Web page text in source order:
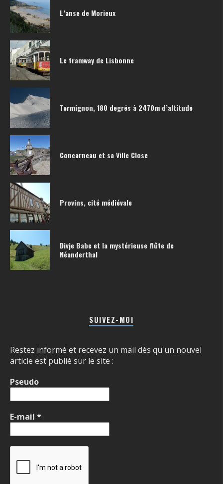
L’anse de Morieux
Le tramway de Lisbonne
Termignon, 180 degrés à 2470m d’altitude
Concarneau et sa Ville Close
Provins, cité médiévale
Divje Babe et la mystérieuse flûte de
Néanderthal
SUIVEZ-MOI
Restez informé et recevez un mail dès qu'un nouvel
article est publié sur le site :
Pseudo
E-mail *